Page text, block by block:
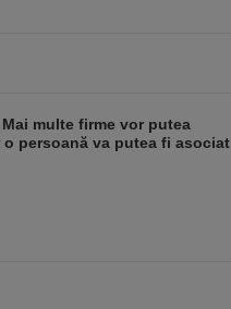
multe firme vor putea
persoană va putea fi asociat